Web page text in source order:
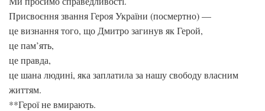
Присвоєння звання Героя України (посмертно) —
це визнання того, що Дмитро загинув як Герой,
це пам’ять,
це правда,
це шана людині, яка заплатила за нашу свободу власним
життям.
**Герої не вмирають.